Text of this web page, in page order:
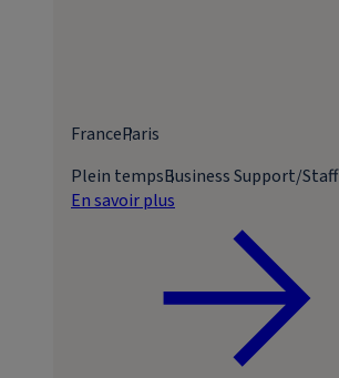
FranceParis
Plein tempsBusiness Support/Staff
En savoir plus